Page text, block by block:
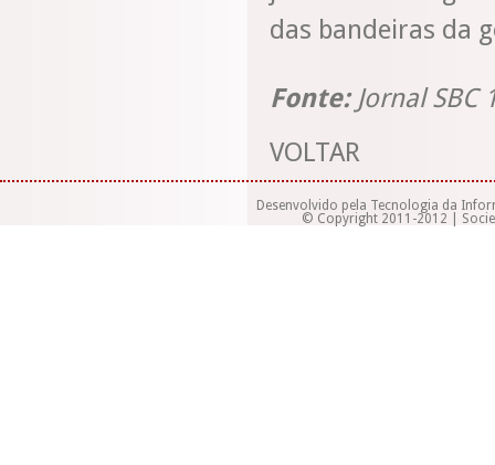
das bandeiras da
Fonte: Jornal SBC
VOLTAR
Desenvolvido pela Tecnologia da
© Copyright 2011-2012 |